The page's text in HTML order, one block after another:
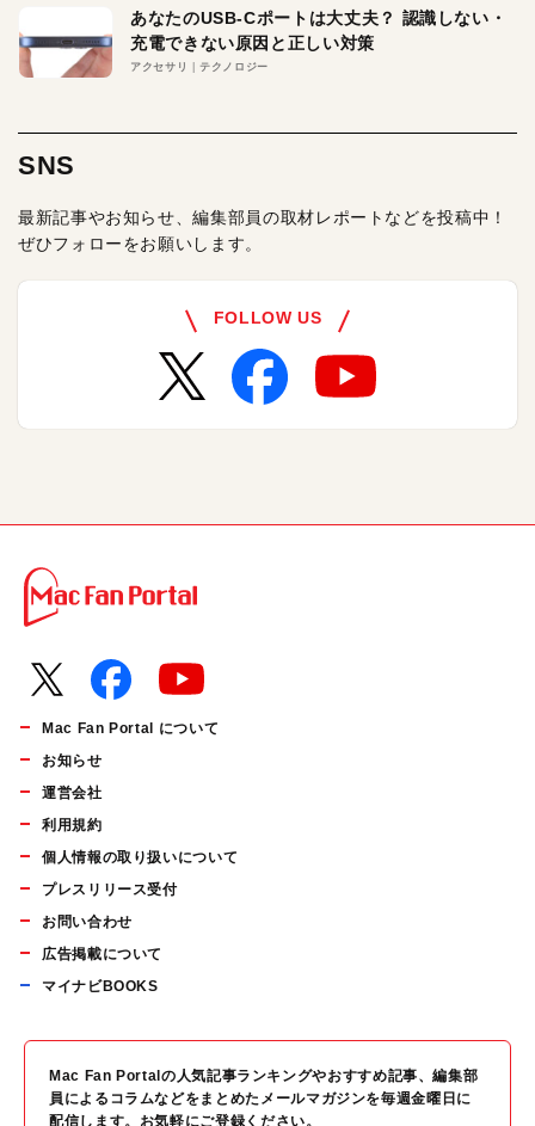
あなたのUSB-Cポートは大丈夫？ 認識しない・
充電できない原因と正しい対策
アクセサリ テクノロジー
SNS
最新記事やお知らせ、編集部員の取材レポートなどを投稿中！
ぜひフォローをお願いします。
FOLLOW US
Mac Fan Portal について
お知らせ
運営会社
利用規約
個人情報の取り扱いについて
プレスリリース受付
お問い合わせ
広告掲載について
マイナビBOOKS
Mac Fan Portalの人気記事ランキングやおすすめ記事、編集部
員によるコラムなどをまとめたメールマガジンを毎週金曜日に
配信します。お気軽にご登録ください。